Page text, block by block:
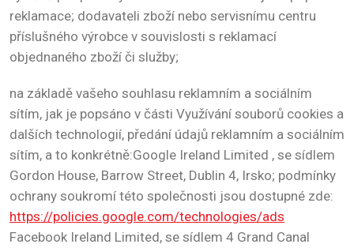
reklamace; dodavateli zboží nebo servisnímu centru
příslušného výrobce v souvislosti s reklamací
objednaného zboží či služby;
na základě vašeho souhlasu reklamním a sociálním
sítím, jak je popsáno v části Využívání souborů cookies a
dalších technologií, předání údajů reklamním a sociálním
sítím, a to konkrétně:Google Ireland Limited , se sídlem
Gordon House, Barrow Street, Dublin 4, Irsko; podmínky
ochrany soukromí této společnosti jsou dostupné zde:
https://policies.google.com/technologies/ads
Facebook Ireland Limited, se sídlem 4 Grand Canal